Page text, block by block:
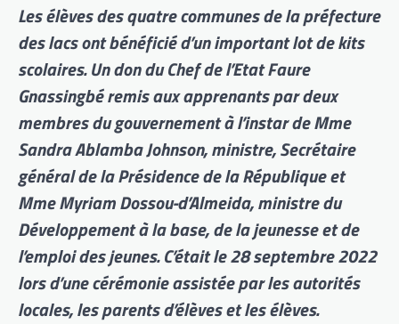
Les élèves des quatre communes de la préfecture
des lacs ont bénéficié d’un important lot de kits
scolaires. Un don du Chef de l’Etat Faure
Gnassingbé remis aux apprenants par deux
membres du gouvernement à l’instar de Mme
Sandra Ablamba Johnson, ministre, Secrétaire
général de la Présidence de la République et
Mme Myriam Dossou-d’Almeida, ministre du
Développement à la base, de la jeunesse et de
l’emploi des jeunes. C’était le 28 septembre 2022
lors d’une cérémonie assistée par les autorités
locales, les parents d’élèves et les élèves.